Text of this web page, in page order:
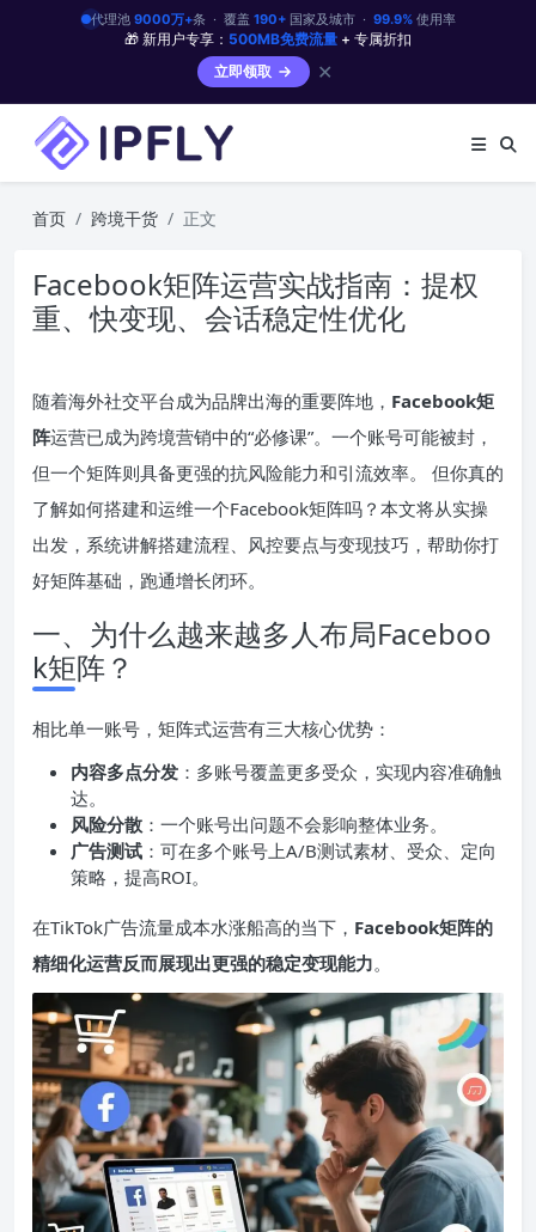
代理池 9000万+条 · 覆盖 190+国家及城市 · 99.9%使用率
🎁 新用户专享： 500MB免费流量 + 专属折扣
立即领取
✕
首页 跨境干货 正文
Facebook矩阵运营实战指南：提权
重、快变现、会话稳定性优化
随着海外社交平台成为品牌出海的重要阵地， Facebook矩
阵运营已成为跨境营销中的“必修课”。一个账号可能被封，
但一个矩阵则具备更强的抗风险能力和引流效率。 但你真的
了解如何搭建和运维一个Facebook矩阵吗？本文将从实操
出发，系统讲解搭建流程、风控要点与变现技巧，帮助你打
好矩阵基础，跑通增长闭环。
一、为什么越来越多人布局Faceboo
k矩阵？
相比单一账号，矩阵式运营有三大核心优势：
内容多点分发 ：多账号覆盖更多受众，实现内容准确触
达。
风险分散 ：一个账号出问题不会影响整体业务。
广告测试 ：可在多个账号上A/B测试素材、受众、定向
策略，提高ROI。
在TikTok广告流量成本水涨船高的当下， Facebook矩阵的
精细化运营反而展现出更强的稳定变现能力。